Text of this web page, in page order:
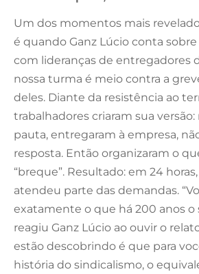
Um dos momentos mais
é quando Ganz Lúcio conta
com lideranças de entregadores
nossa turma é meio contra a
deles. Diante da resistência ao
trabalhadores criaram sua
pauta, entregaram à empresa,
resposta. Então organizaram o
“breque”. Resultado: em 24
atendeu parte das demandas.
exatamente o que há 200 anos o
reagiu Ganz Lúcio ao ouvir o
estão descobrindo é que para
história do sindicalismo, o